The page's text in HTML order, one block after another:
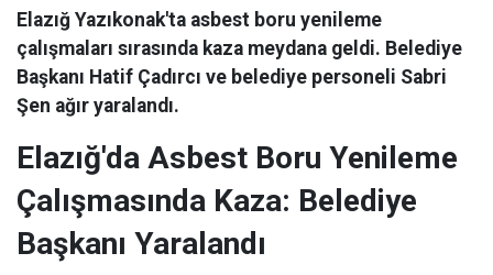
Elazığ Yazıkonak'ta asbest boru yenileme
çalışmaları sırasında kaza meydana geldi. Belediye
Başkanı Hatif Çadırcı ve belediye personeli Sabri
Şen ağır yaralandı.
Elazığ'da Asbest Boru Yenileme
Çalışmasında Kaza: Belediye
Başkanı Yaralandı